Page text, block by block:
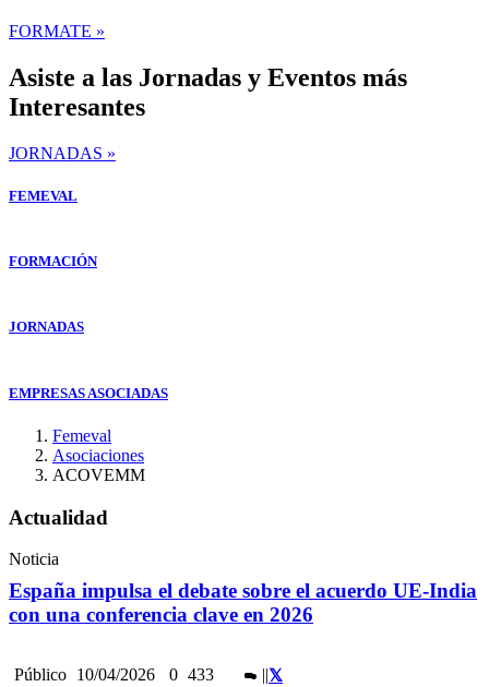
FORMATE »
Asiste a las Jornadas y Eventos más
Interesantes
JORNADAS »
FEMEVAL
FORMACIÓN
JORNADAS
EMPRESAS ASOCIADAS
Femeval
Asociaciones
ACOVEMM
Actualidad
Noticia
España impulsa el debate sobre el acuerdo UE-India
con una conferencia clave en 2026
Público 10/04/2026 0 433 ||